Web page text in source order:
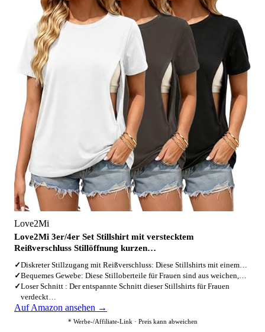
Love2Mi
Love2Mi 3er/4er Set Stillshirt mit verstecktem
Reißverschluss Stillöffnung kurzen…
✓Diskreter Stillzugang mit Reißverschluss: Diese Stillshirts mit einem…
✓Bequemes Gewebe: Diese Stilloberteile für Frauen sind aus weichen,…
✓Loser Schnitt : Der entspannte Schnitt dieser Stillshirts für Frauen
verdeckt…
Auf Amazon ansehen →
* Werbe-/Affiliate-Link · Preis kann abweichen